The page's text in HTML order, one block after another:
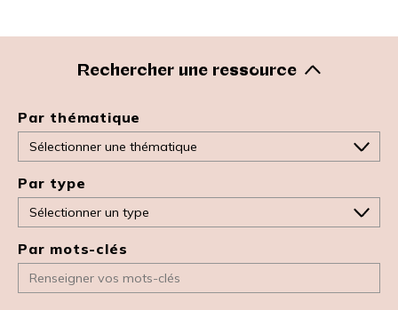
Rechercher une ressource
Par thématique
Par type
Par mots-clés